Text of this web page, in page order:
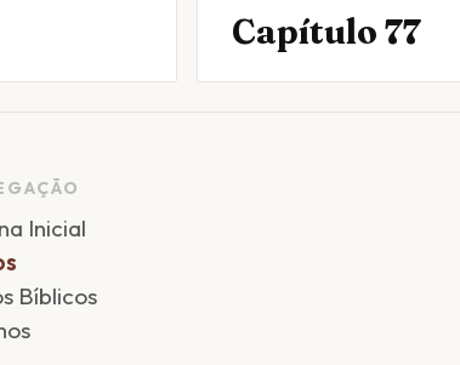
Capítulo 77
Inicial
Bíblicos